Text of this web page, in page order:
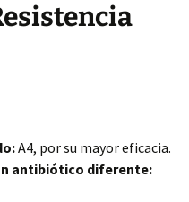
A4, por su mayor eficacia.
antibiótico diferente: